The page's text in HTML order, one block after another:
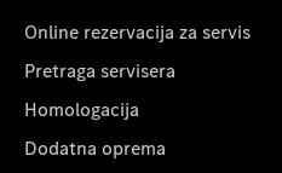
Online rezervacija za servis
Pretraga servisera
Homologacija
Dodatna oprema